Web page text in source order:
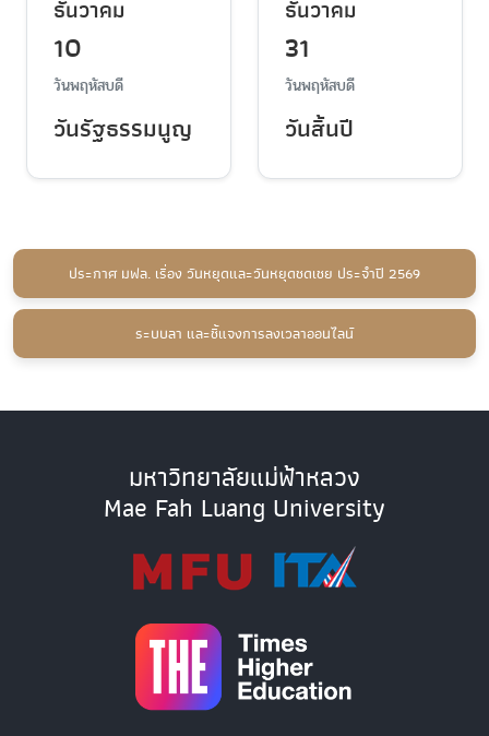
ธันวาคม
10
วันพฤหัสบดี
วันรัฐธรรมนูญ
ธันวาคม
31
วันพฤหัสบดี
วันสิ้นปี
ประกาศ มฟล. เรื่อง วันหยุดและวันหยุดชดเชย ประจำปี 2569
ระบบลา และชี้แจงการลงเวลาออนไลน์
มหาวิทยาลัยแม่ฟ้าหลวง
Mae Fah Luang University